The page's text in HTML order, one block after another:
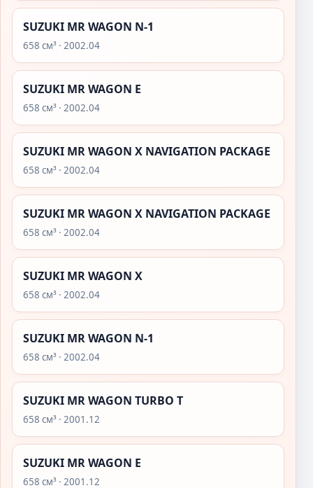
SUZUKI MR WAGON N-1
658 см³ · 2002.04
SUZUKI MR WAGON E
658 см³ · 2002.04
SUZUKI MR WAGON X NAVIGATION PACKAGE
658 см³ · 2002.04
SUZUKI MR WAGON X NAVIGATION PACKAGE
658 см³ · 2002.04
SUZUKI MR WAGON X
658 см³ · 2002.04
SUZUKI MR WAGON N-1
658 см³ · 2002.04
SUZUKI MR WAGON TURBO T
658 см³ · 2001.12
SUZUKI MR WAGON E
658 см³ · 2001.12